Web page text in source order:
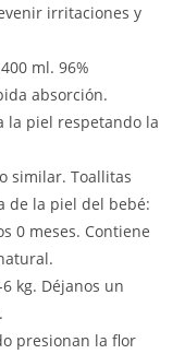
irritaciones y
ml. 96%
absorción.
la piel respetando la
similar. Toallitas
de la piel del bebé:
0 meses. Contiene
kg. Déjanos un
presionan la flor